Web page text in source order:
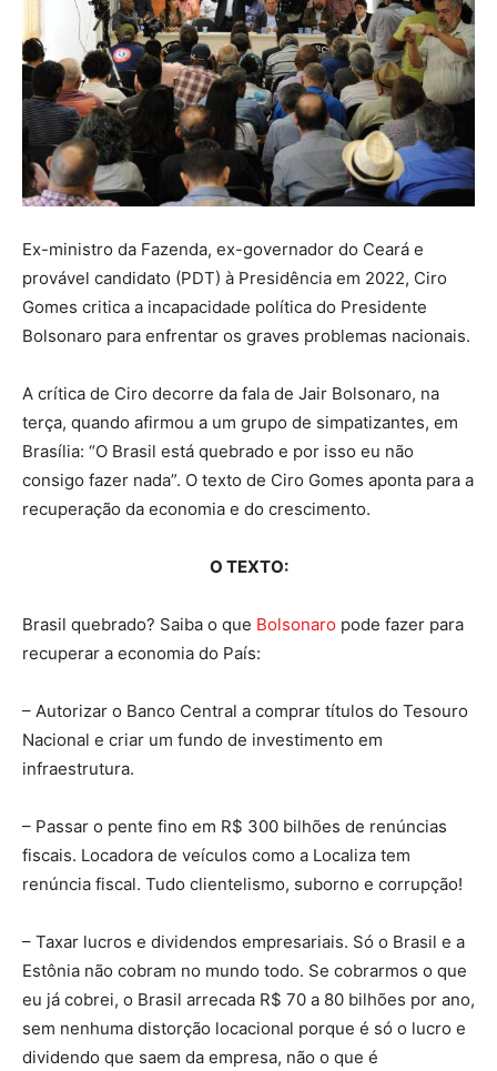
Ex-ministro da Fazenda, ex-governador do Ceará e
provável candidato (PDT) à Presidência em 2022, Ciro
Gomes critica a incapacidade política do Presidente
Bolsonaro para enfrentar os graves problemas nacionais.
A crítica de Ciro decorre da fala de Jair Bolsonaro, na
terça, quando afirmou a um grupo de simpatizantes, em
Brasília: “O Brasil está quebrado e por isso eu não
consigo fazer nada”. O texto de Ciro Gomes aponta para a
recuperação da economia e do crescimento.
O TEXTO:
Brasil quebrado? Saiba o que Bolsonaro pode fazer para
recuperar a economia do País:
– Autorizar o Banco Central a comprar títulos do Tesouro
Nacional e criar um fundo de investimento em
infraestrutura.
– Passar o pente fino em R$ 300 bilhões de renúncias
fiscais. Locadora de veículos como a Localiza tem
renúncia fiscal. Tudo clientelismo, suborno e corrupção!
– Taxar lucros e dividendos empresariais. Só o Brasil e a
Estônia não cobram no mundo todo. Se cobrarmos o que
eu já cobrei, o Brasil arrecada R$ 70 a 80 bilhões por ano,
sem nenhuma distorção locacional porque é só o lucro e
dividendo que saem da empresa, não o que é